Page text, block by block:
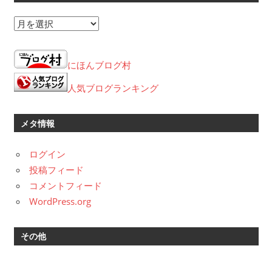
ア
カ
イ
ブ
にほんブログ村
人気ブログランキング
メタ情報
ログイン
投稿フィード
コメントフィード
WordPress.org
その他